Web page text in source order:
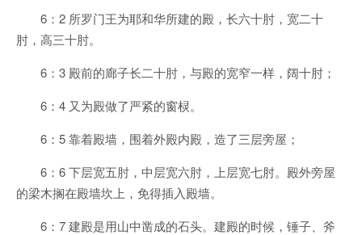
6：2 所罗门王为耶和华所建的殿，长六十肘，宽二十
肘，高三十肘。
6：3 殿前的廊子长二十肘，与殿的宽窄一样，阔十肘；
6：4 又为殿做了严紧的窗棂。
6：5 靠着殿墙，围着外殿内殿，造了三层旁屋；
6：6 下层宽五肘，中层宽六肘，上层宽七肘。殿外旁屋
的梁木搁在殿墙坎上，免得插入殿墙。
6：7 建殿是用山中凿成的石头。建殿的时候，锤子、斧